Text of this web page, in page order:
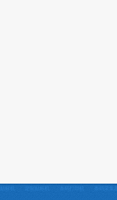
贴标机 定制贴标机 条码打印机 条码采集器